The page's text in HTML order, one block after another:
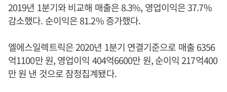
2019년 1분기와 비교해 매출은 8.3%, 영업이익은 37.7%
감소했다. 순이익은 81.2% 증가했다.
엘에스일렉트릭은 2020년 1분기 연결기준으로 매출 6356
억1100만 원, 영업이익 404억6600만 원, 순이익 217억400
만 원 낸 것으로 잠정집계됐다.